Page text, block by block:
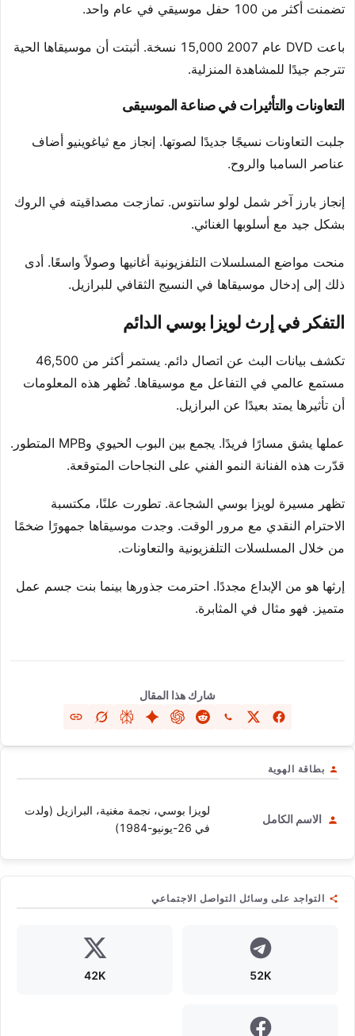
تضمنت أكثر من 100 حفل موسيقي في عام واحد.
باعت DVD عام 2007 15,000 نسخة. أثبتت أن موسيقاها الحية
تترجم جيدًا للمشاهدة المنزلية.
التعاونات والتأثيرات في صناعة الموسيقى
جلبت التعاونات نسيجًا جديدًا لصوتها. إنجاز مع ثياغوينيو أضاف
عناصر السامبا والروح.
إنجاز بارز آخر شمل لولو سانتوس. تمازجت مصداقيته في الروك
بشكل جيد مع أسلوبها الغنائي.
منحت مواضع المسلسلات التلفزيونية أغانيها وصولاً واسعًا. أدى
ذلك إلى إدخال موسيقاها في النسيج الثقافي للبرازيل.
التفكر في إرث لويزا بوسي الدائم
تكشف بيانات البث عن اتصال دائم. يستمر أكثر من 46,500
مستمع عالمي في التفاعل مع موسيقاها. تُظهر هذه المعلومات
أن تأثيرها يمتد بعيدًا عن البرازيل.
عملها يشق مسارًا فريدًا. يجمع بين البوب الحيوي وMPB المتطور.
قدّرت هذه الفنانة النمو الفني على النجاحات المتوقعة.
تظهر مسيرة لويزا بوسي الشجاعة. تطورت علنًا، مكتسبة
الاحترام النقدي مع مرور الوقت. وجدت موسيقاها جمهورًا ضخمًا
من خلال المسلسلات التلفزيونية والتعاونات.
إرثها هو من الإبداع مجددًا. احترمت جذورها بينما بنت جسم عمل
متميز. فهو مثال في المثابرة.
شارك هذا المقال
بطاقة الهوية
الاسم الكامل
لويزا بوسي، نجمة مغنية، البرازيل (ولدت
في 26-يونيو-1984)
التواجد على وسائل التواصل الاجتماعي
52K
42K